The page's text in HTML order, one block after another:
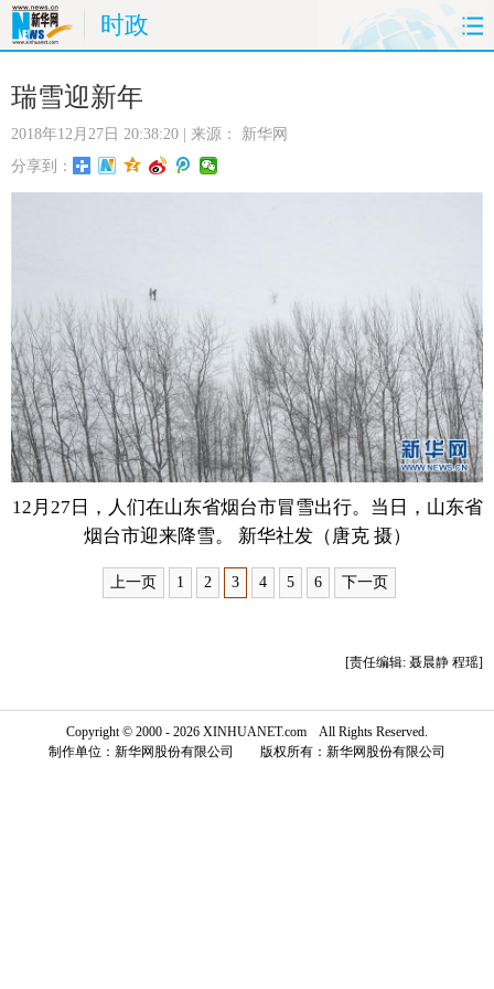
时政
首页
娱乐 体育
时尚 思客 地方 法治
科技 房产 公司
图片 视频 彩票 食品
旅游 健康 信息化 数据
金融 公益 军事 无人机
富媒体 摄影 新华广播
新华电视中文 新华电视英文
瑞雪迎新年
2018年12月27日 20:38:20 | 来源： 新华网
分享到：
12月27日，人们在山东省烟台市冒雪出行。当日，山东省
烟台市迎来降雪。 新华社发（唐克 摄）
上一页 1 2 3 4 5 6 下一页
[责任编辑: 聂晨静 程瑶]
Copyright © 2000 - 2026 XINHUANET.com All Rights Reserved.
制作单位：新华网股份有限公司 版权所有：新华网股份有限公司